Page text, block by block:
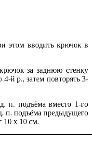
этом вводить крючок в
за заднюю стенку
4-й р., затем повторять 3-
п. подъёма вместо 1-го
п. подъёма предыдущего
10 х 10 см.